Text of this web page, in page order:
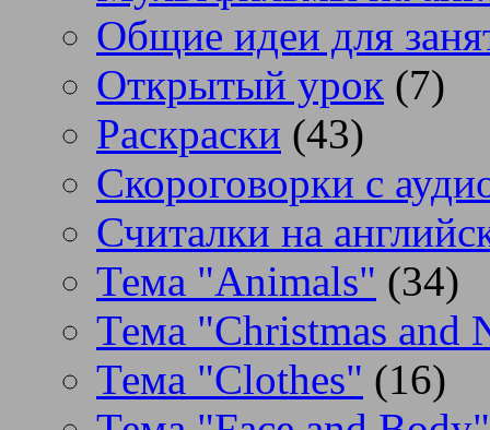
Общие идеи для
Открытый урок (7)
Раскраски (43)
Скороговорки с
Считалки на
Тема "Animals" (34)
Тема "Christmas and
Тема "Clothes" (16)